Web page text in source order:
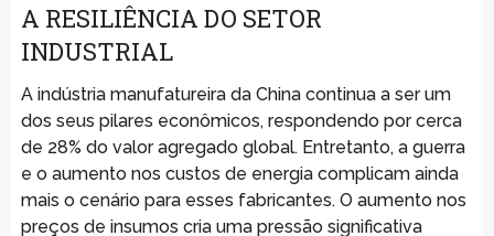
A RESILIÊNCIA DO SETOR
INDUSTRIAL
A indústria manufatureira da China continua a ser um
dos seus pilares econômicos, respondendo por cerca
de 28% do valor agregado global. Entretanto, a guerra
e o aumento nos custos de energia complicam ainda
mais o cenário para esses fabricantes. O aumento nos
preços de insumos cria uma pressão significativa